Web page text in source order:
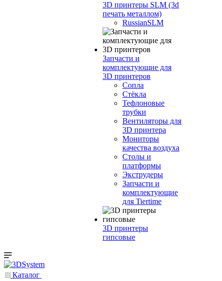
3D принтеры SLM (3d
печать металлом)
RussianSLM
Запчасти и
комплектующие для
3D принтеров
Сопла
Cтёкла
Тефлоновые
трубки
Вентиляторы для
3D принтера
Мониторы
качества воздуха
Столы и
платформы
Экструдеры
Запчасти и
комплектующие
для Tiertime
3D принтеры
гипсовые
Каталог